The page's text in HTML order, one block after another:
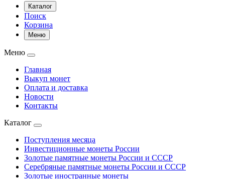
Каталог
Поиск
Корзина
Меню
Меню
Главная
Выкуп монет
Оплата и доставка
Новости
Контакты
Каталог
Поступления месяца
Инвестиционные монеты России
Золотые памятные монеты России и СССР
Серебряные памятные монеты России и СССР
Золотые иностранные монеты